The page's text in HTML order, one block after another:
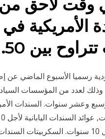
وقت لاحق
الأمريكية في
إلى 1.75%. 3 مارس
وذلك لعدد من المؤسسات
السندات الهندية لأجل 10 سنوات.